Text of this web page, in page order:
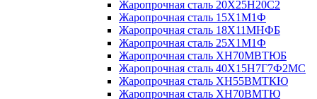
Жаропрочная сталь 20Х25Н20С2
Жаропрочная сталь 15Х1М1Ф
Жаропрочная сталь 18Х11МНФБ
Жаропрочная сталь 25Х1М1Ф
Жаропрочная сталь ХН70МВТЮБ
Жаропрочная сталь 40Х15Н7Г7Ф2МС
Жаропрочная сталь ХН55ВМТКЮ
Жаропрочная сталь ХН70ВМТЮ